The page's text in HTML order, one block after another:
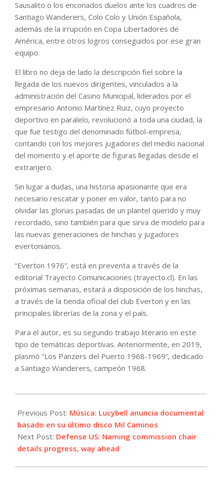
Sausalito o los enconados duelos ante los cuadros de
Santiago Wanderers, Colo Colo y Unión Española,
además de la irrupción en Copa Libertadores de
América, entre otros logros conseguidos por ese gran
equipo.
El libro no deja de lado la descripción fiel sobre la
llegada de los nuevos dirigentes, vinculados a la
administración del Casino Municipal, liderados por el
empresario Antonio Martínez Ruiz, cuyo proyecto
deportivo en paralelo, revolucionó a toda una ciudad, la
que fue testigo del denominado fútbol-empresa,
contando con los mejores jugadores del medio nacional
del momento y el aporte de figuras llegadas desde el
extranjero.
Sin lugar a dudas, una historia apasionante que era
necesario rescatar y poner en valor, tanto para no
olvidar las glorias pasadas de un plantel querido y muy
recordado, sino también para que sirva de modelo para
las nuevas generaciones de hinchas y jugadores
evertonianos.
“Everton 1976”, está en preventa a través de la
editorial Trayecto Comunicaciones (trayecto.cl). En las
próximas semanas, estará a disposición de los hinchas,
a través de la tienda oficial del club Everton y en las
principales librerías de la zona y el país.
Para el autor, es su segundo trabajo literario en este
tipo de temáticas deportivas. Anteriormente, en 2019,
plasmó “Los Panzers del Puerto 1968-1969”, dedicado
a Santiago Wanderers, campeón 1968.
05-
24
Previous Post: Música: Lucybell anuncia documental
basado en su último disco Mil Caminos
Next Post: Defense US: Naming commission chair
details progress, way ahead